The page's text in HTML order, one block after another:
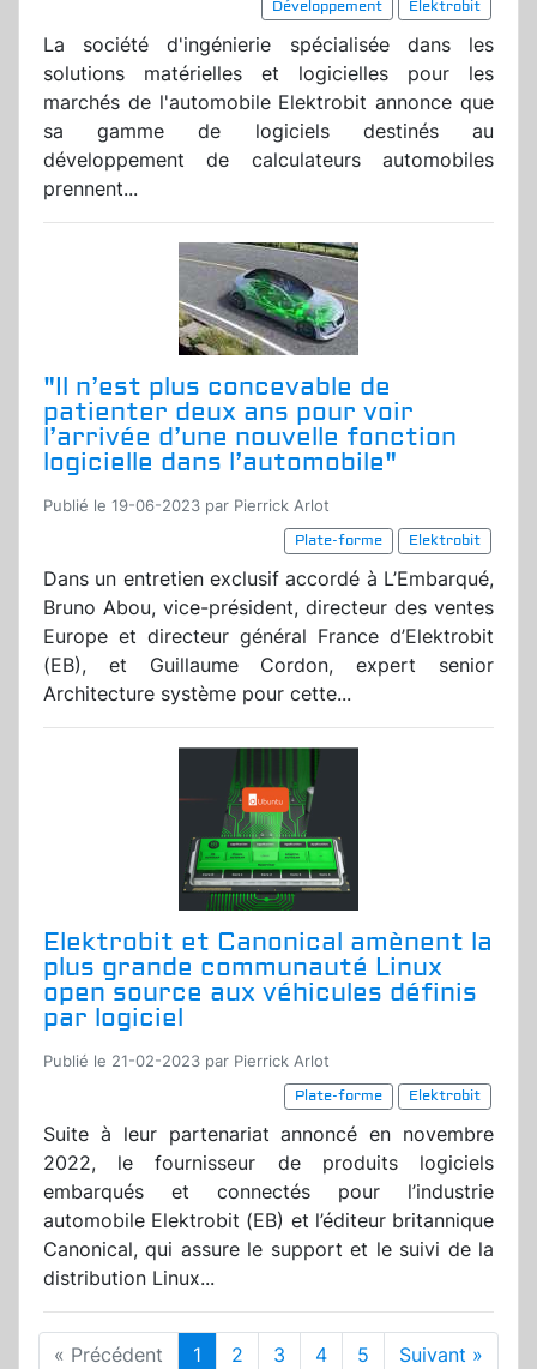
Développement Elektrobit
La société d'ingénierie spécialisée dans les
solutions matérielles et logicielles pour les
marchés de l'automobile Elektrobit annonce que
sa gamme de logiciels destinés au
développement de calculateurs automobiles
prennent...
"Il n’est plus concevable de
patienter deux ans pour voir
l’arrivée d’une nouvelle fonction
logicielle dans l’automobile"
Publié le 19-06-2023 par Pierrick Arlot
Plate-forme
Elektrobit
Dans un entretien exclusif accordé à L’Embarqué,
Bruno Abou, vice-président, directeur des ventes
Europe et directeur général France d’Elektrobit
(EB), et Guillaume Cordon, expert senior
Architecture système pour cette...
Elektrobit et Canonical amènent la
plus grande communauté Linux
open source aux véhicules définis
par logiciel
Publié le 21-02-2023 par Pierrick Arlot
Plate-forme
Elektrobit
Suite à leur partenariat annoncé en novembre
2022, le fournisseur de produits logiciels
embarqués et connectés pour l’industrie
automobile Elektrobit (EB) et l’éditeur britannique
Canonical, qui assure le support et le suivi de la
distribution Linux...
« Précédent 1 2 3 4 5 Suivant »